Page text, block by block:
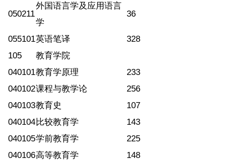
050211
外国语言学及应用语言
学
36
055101英语笔译
328
105
教育学院
040101教育学原理
233
040102课程与教学论
256
040103教育史
107
040104比较教育学
143
040105学前教育学
225
040106高等教育学
148